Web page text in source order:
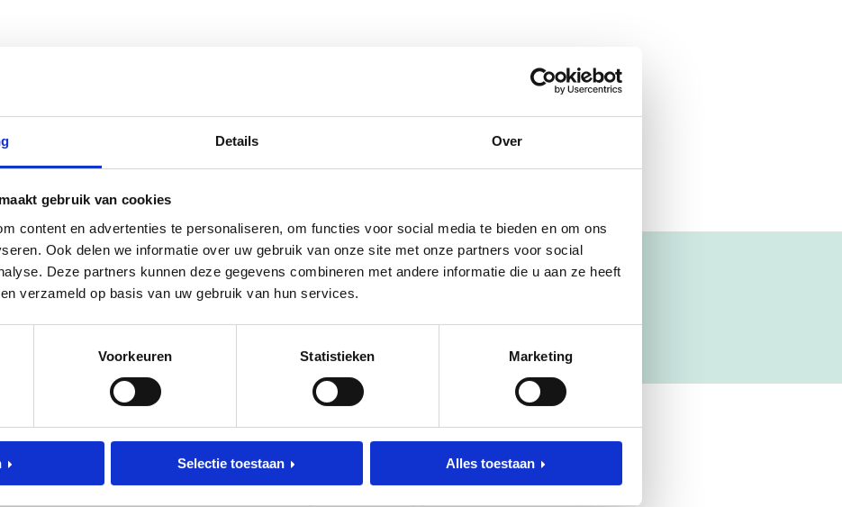
Details Over
gebruik van cookies
content en advertenties te personaliseren, om functies voor social media te bieden en om ons
Ook delen we informatie over uw gebruik van onze site met onze partners voor social
Deze partners kunnen deze gegevens combineren met andere informatie die u aan ze heeft
verzameld op basis van uw gebruik van hun services.
Voorkeuren Statistieken Marketing
Selectie toestaan Alles toestaan
de hoogte! [mc4wp_form id=”3182″]
EN KRAAMCADEAU MET NAAM